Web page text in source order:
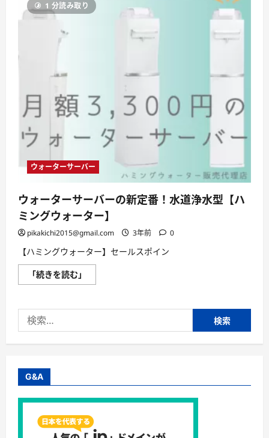
1 分読み取り
ウォーターサーバー
ウォーターサーバーの新定番！水道浄水型【ハ
ミングウォーター】
pikakichi2015@gmail.com 3年前 0
【ハミングウォーター】セールスポイン
「続きを読む」
ォ
ー
バ
ー
水
浄
型
【ハ
ミ
索:
G&A